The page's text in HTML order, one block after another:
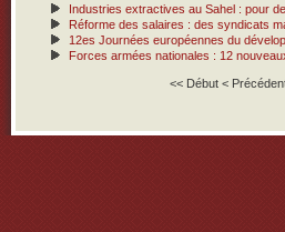
Industries extractives au Sahel : pour
Réforme des salaires : des syndicats
12es Journées européennes du
Forces armées nationales : 12
<< Début <